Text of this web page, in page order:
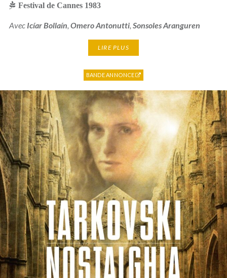
Festival de Cannes 1983
Avec Icíar Bollaín Omero Antonutti, Sonsoles Aranguren
LIRE PLUS
BANDE ANNONCE